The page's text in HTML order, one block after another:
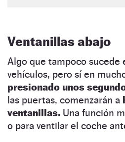
Ventanillas abajo
Algo que tampoco sucede
vehículos, pero sí en
presionado unos
las puertas, comenzarán a
ventanillas. Una función
o para ventilar el coche